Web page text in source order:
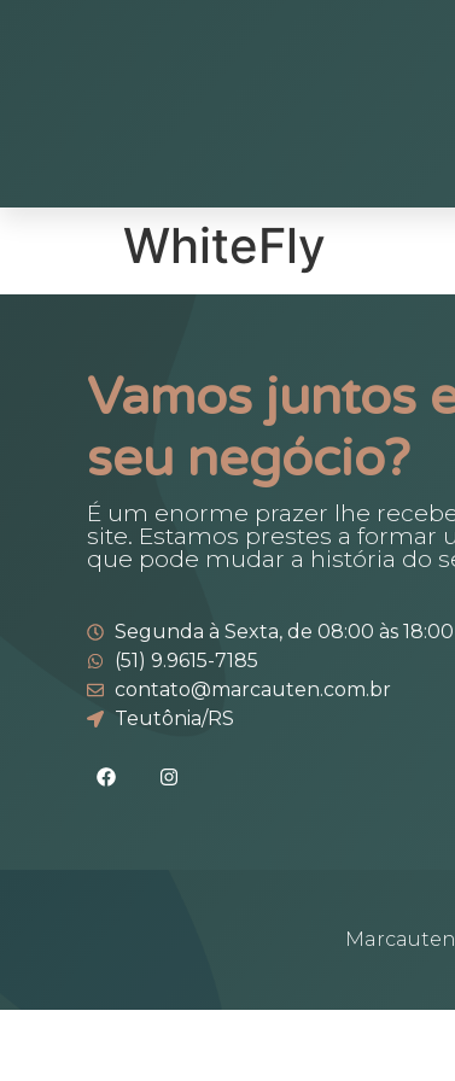
WhiteFly
Vamos juntos
seu negócio?
É um enorme prazer lhe
site. Estamos prestes a formar
que pode mudar a história do
Segunda à Sexta, de 08:00 às 18:00
(51) 9.9615-7185
contato@marcauten.com.br
Teutônia/RS